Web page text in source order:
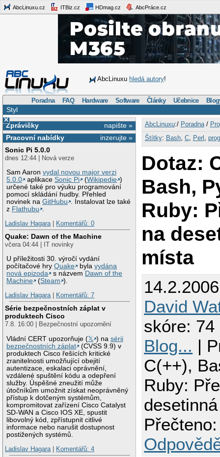
AbcLinuxu.cz ITBiz.cz HDmag.cz AbcPráce.cz
AbcLinuxu hledá autory!
Poradna FAQ Hardware Software Články Učebnice
Styl
×
napište »
Zprávičky
inzerujte »
Pracovní nabídky
Sonic Pi 5.0.0
dnes 12:44 | Nová verze
Sam Aaronvydal novou major verzi
5.0.0
aplikaceSonic Pi (Wikipedie )
určené také pro výuku programování
pomocí skládání hudby. Přehled
novinek naGitHubu
. Instalovat lze také
z Flathubu
Ladislav Hagara| Komentářů: 0
Quake: Dawn of the Machine
včera 04:44 | IT novinky
U příležitosti 30. výročí vydání
počítačové hryQuake bylavydána
nová epizoda
s názvem Dawn of the
Machine
(Steam ).
Ladislav Hagara| Komentářů: 7
Série bezpečnostních záplat v
produktech Cisco
7.8. 16:00 | Bezpečnostní upozornění
Vládní CERT upozorňuje (𝕏 ) nasérii
bezpečnostních záplat
(CVSS 9.9) v
produktech Cisco řešících kritické
zranitelnosti umožňující obejití
autentizace, eskalaci oprávnění,
vzdálené spuštění kódu a odepření
služby. Úspěšné zneužití může
útočníkům umožnit získat neoprávněný
přístup k dotčeným systémům,
kompromitovat zařízení Cisco Catalyst
SD-WAN a Cisco IOS XE, spustit
libovolný kód, zpřístupnit citlivé
informace nebo narušit dostupnost
postižených systémů.
Ladislav Hagara| Komentářů: 4
AbcLinuxu:/ Poradna/
Štítky: Bash, C, Perl
Dotaz:
Bash,
Ruby:
na
místa
David
skóre: 74
Blog... |
C(++),
Ruby: